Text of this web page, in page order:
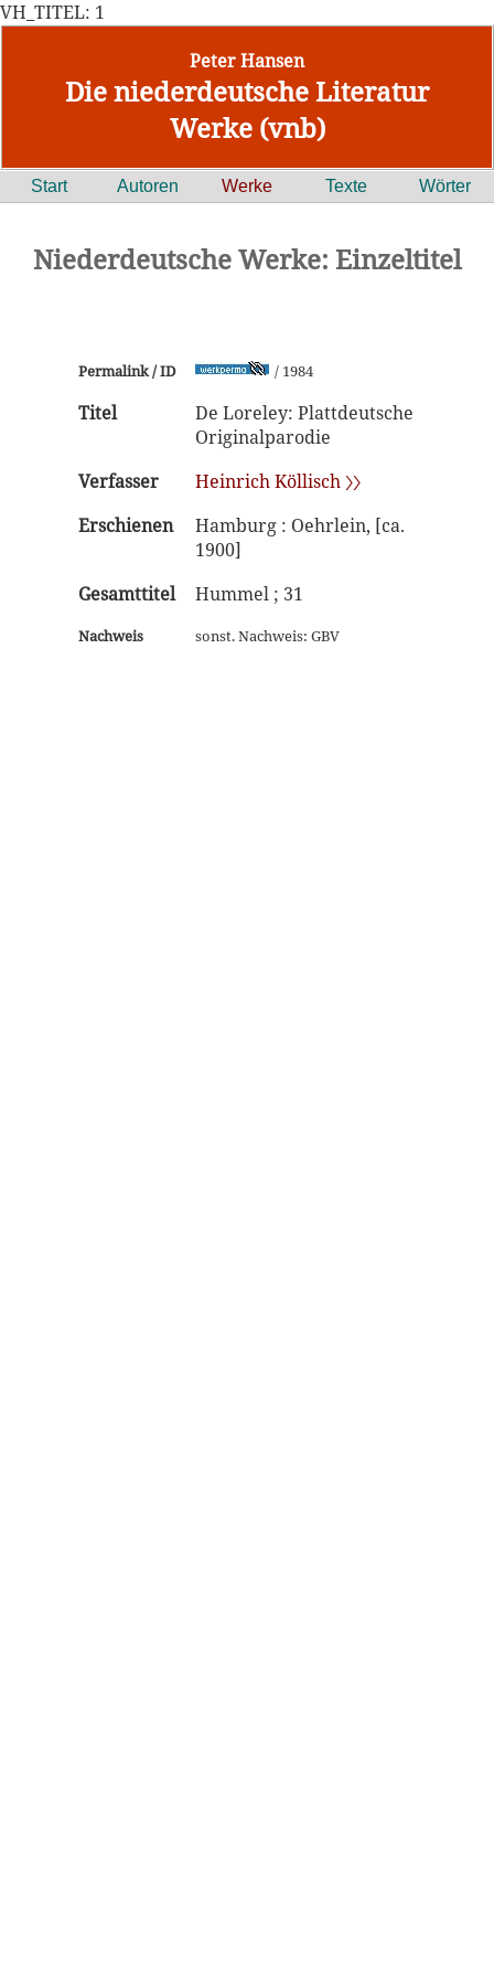
VH_TITEL: 1
Peter Hansen
Die niederdeutsche Literatur
Werke (vnb)
Start Autoren Werke Texte Wörter
Niederdeutsche Werke: Einzeltitel
Permalink / ID / 1984
Titel
De Loreley: Plattdeutsche
Originalparodie
Verfasser
Heinrich Köllisch 〉〉
Erschienen
Hamburg : Oehrlein, [ca.
1900]
Gesamttitel
Hummel ; 31
Nachweis sonst. Nachweis: GBV